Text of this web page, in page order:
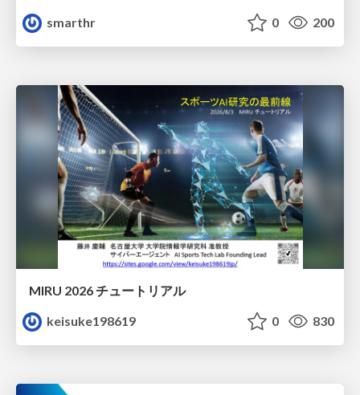
smarthr
0 200
MIRU 2026 チュートリアル
keisuke198619
0 830